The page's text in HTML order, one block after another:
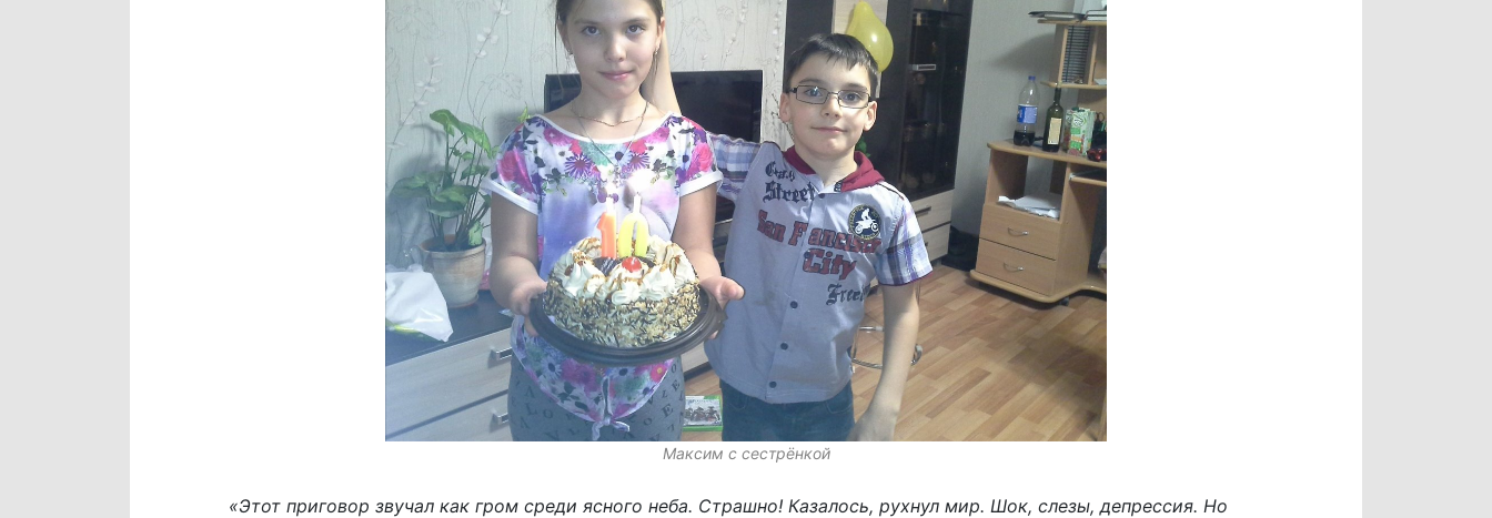
Максим с сестрёнкой
«Этот приговор звучал как гром среди ясного неба. Страшно! Казалось, рухнул мир. Шок, слезы, депрессия. Но